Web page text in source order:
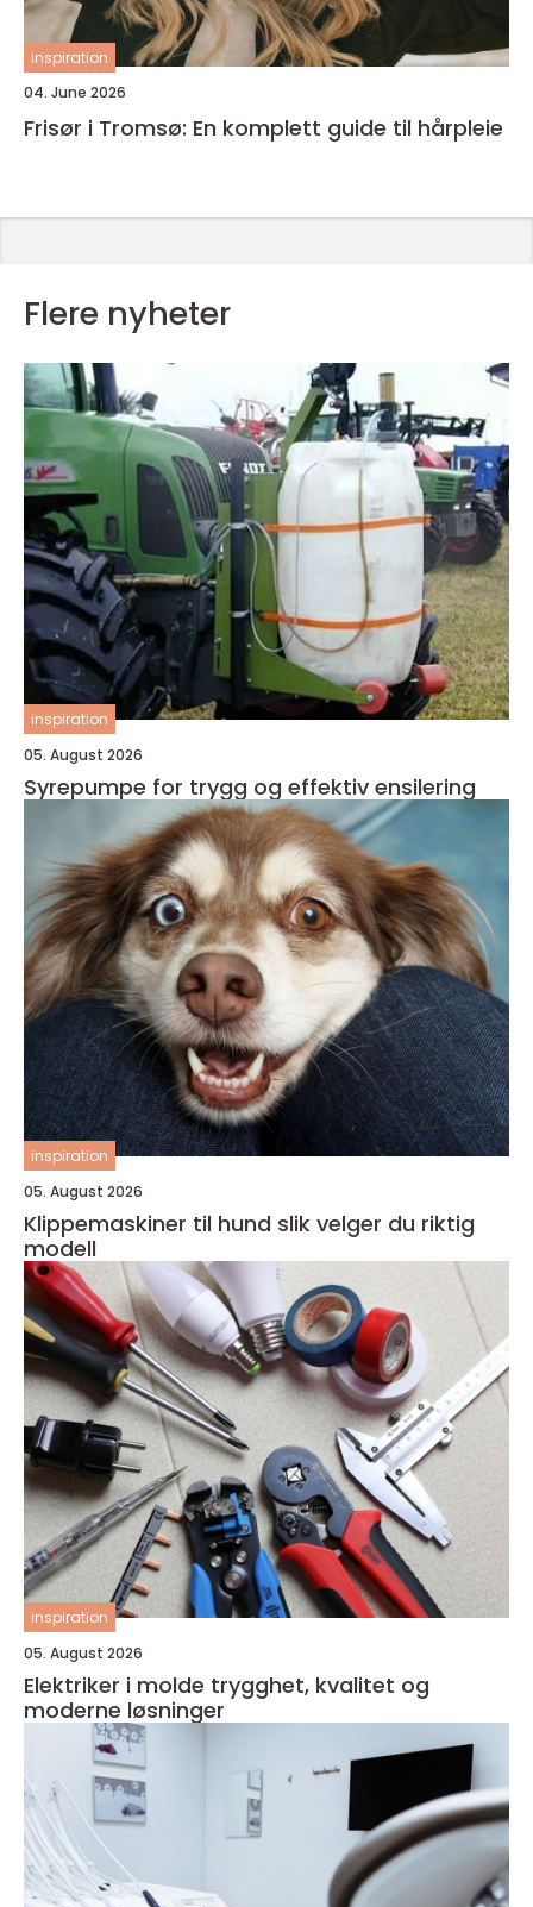
inspiration
04. June 2026
Frisør i Tromsø: En komplett guide til hårpleie
Flere nyheter
inspiration
05. August 2026
Syrepumpe for trygg og effektiv ensilering
inspiration
05. August 2026
Klippemaskiner til hund slik velger du riktig
modell
inspiration
05. August 2026
Elektriker i molde trygghet, kvalitet og
moderne løsninger